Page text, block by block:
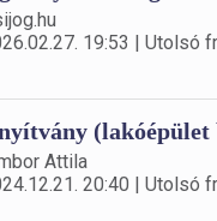
19:53 | Utolsó
(lakóépület
Attila
20:40 | Utolsó